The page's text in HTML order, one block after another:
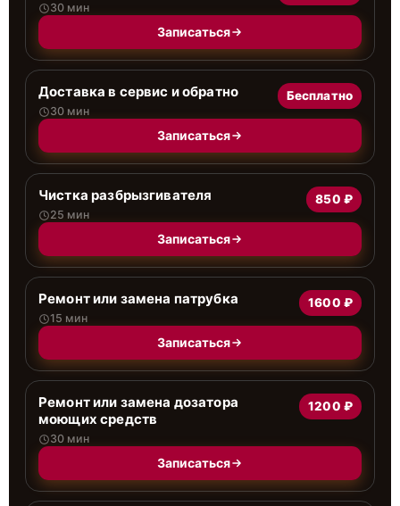
30 мин
Записаться
Доставка в сервис и обратно
30 мин
Бесплатно
Записаться
Чистка разбрызгивателя
25 мин
850 ₽
Записаться
Ремонт или замена патрубка
15 мин
1600 ₽
Записаться
Ремонт или замена дозатора
моющих средств
30 мин
1200 ₽
Записаться